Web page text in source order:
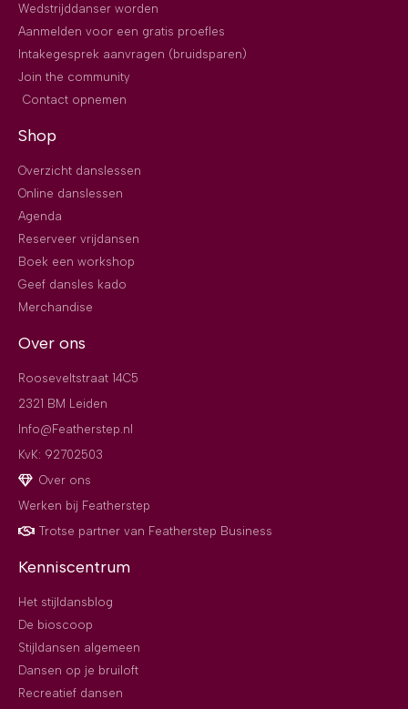
Wedstrijddanser worden
Aanmelden voor een gratis proefles
Intakegesprek aanvragen (bruidsparen)
Join the community
Contact opnemen
Shop
Overzicht danslessen
Online danslessen
Agenda
Reserveer vrijdansen
Boek een workshop
Geef dansles kado
Merchandise
Over ons
Rooseveltstraat 14C5
2321 BM Leiden
Info@Featherstep.nl
KvK: 92702503
Over ons
Werken bij Featherstep
Trotse partner van Featherstep Business
Kenniscentrum
Het stijldansblog
De bioscoop
Stijldansen algemeen
Dansen op je bruiloft
Recreatief dansen